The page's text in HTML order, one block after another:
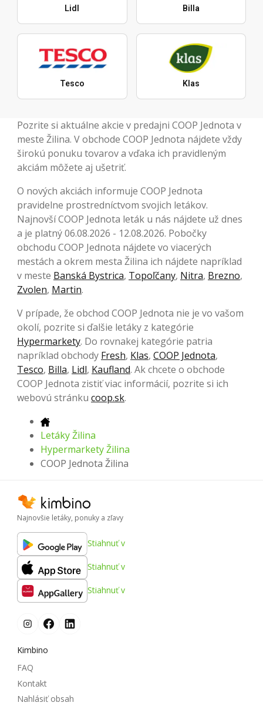
Lidl Billa
Tesco Klas
Pozrite si aktuálne akcie v predajni COOP Jednota v
meste Žilina. V obchode COOP Jednota nájdete vždy
širokú ponuku tovarov a vďaka ich pravidleným
akciám môžete aj ušetriť.
O nových akciách informuje COOP Jednota
pravidelne prostredníctvom svojich letákov.
Najnovší COOP Jednota leták u nás nájdete už dnes
a je platný 06.08.2026 - 12.08.2026. Pobočky
obchodu COOP Jednota nájdete vo viacerých
mestách a okrem mesta Žilina ich nájdete napríklad
v meste Banská Bystrica, Topoľčany, Nitra, Brezno,
Zvolen, Martin.
V prípade, že obchod COOP Jednota nie je vo vašom
okolí, pozrite si ďalšie letáky z kategórie
Hypermarkety. Do rovnakej kategórie patria
napríklad obchody Fresh, Klas, COOP Jednota,
Tesco, Billa, Lidl, Kaufland. Ak chcete o obchode
COOP Jednota zistiť viac informácií, pozrite si ich
webovú stránku coop.sk.
Letáky Žilina
Hypermarkety Žilina
COOP Jednota Žilina
Najnovšie letáky, ponuky a zľavy
Stiahnuť v
Stiahnuť v
Stiahnuť v
Kimbino
FAQ
Kontakt
Nahlásiť obsah